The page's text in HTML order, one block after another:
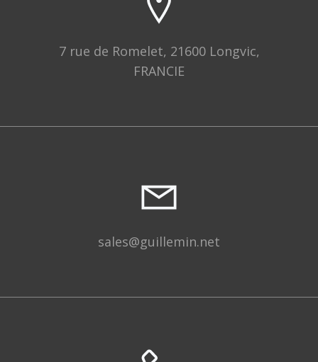
7 rue de Romelet, 21600 Longvic,
FRANCIE
sales@guillemin.net